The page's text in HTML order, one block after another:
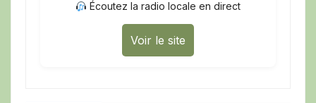
Écoutez la radio locale en direct
Voir le site